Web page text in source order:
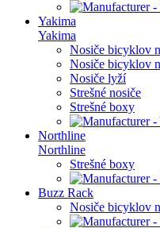
Yakima
Yakima
Nosiče bicyklov
Nosiče bicyklov
Nosiče lyží
Strešné nosiče
Strešné boxy
Northline
Northline
Strešné boxy
Buzz Rack
Nosiče bicyklov